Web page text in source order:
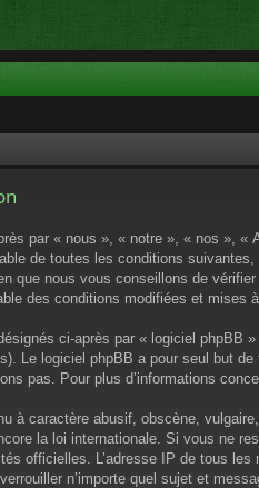
par « nous », « notre », « nos »,
de toutes les conditions
que nous vous conseillons de
des conditions modifiées et mises à
ci-après par « logiciel
Le logiciel phpBB a pour seul but
pas. Pour plus d’informations
à caractère abusif, obscène,
la loi internationale. Si vous ne
officielles. L’adresse IP de tous
n’importe quel sujet et